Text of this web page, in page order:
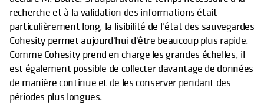
recherche et à la validation des informations était
particulièrement long, la lisibilité de l'état des sauvegardes
Cohesity permet aujourd'hui d'être beaucoup plus rapide.
Comme Cohesity prend en charge les grandes échelles, il
est également possible de collecter davantage de données
de manière continue et de les conserver pendant des
périodes plus longues.